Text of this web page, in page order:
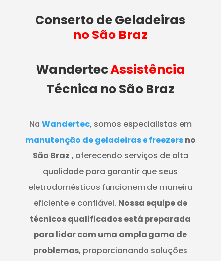
Conserto de Geladeiras
no São Braz
WandertecAssistência
Técnica no São Braz
Na Wandertec, somos especialistas em
manutenção de geladeiras e freezers no
São Braz , oferecendo serviços de alta
qualidade para garantir que seus
eletrodomésticos funcionem de maneira
eficiente e confiável. Nossa equipe de
técnicos qualificados está preparada
para lidar com uma ampla gama de
problemas, proporcionando soluções